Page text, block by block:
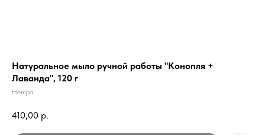
Натуральное мыло ручной работы "Конопля +
Лаванда", 120 г
Hempa
410,00 р.